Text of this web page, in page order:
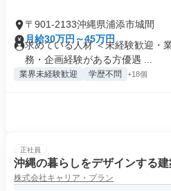
〒901-2133沖縄県浦添市城間
月給30万円～45万円
求めている人材 ＜未経験歓迎・
務・企画経験がある方優遇 ...
業界未経験歓迎 学歴不問 +18個
正社員
沖縄の暮らしをデザインする
株式会社キャリア・プラン